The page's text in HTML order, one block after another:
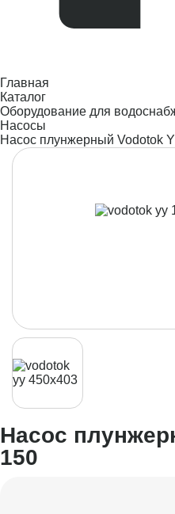
Главная
Каталог
Оборудование для
Насосы
Насос плунжерный Vodotok
Насос
150